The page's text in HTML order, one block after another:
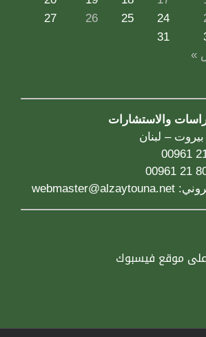
24
25
26
27
31
»
والاستشارات
webmaster@alzaytouna.net
موقع فيسبوك